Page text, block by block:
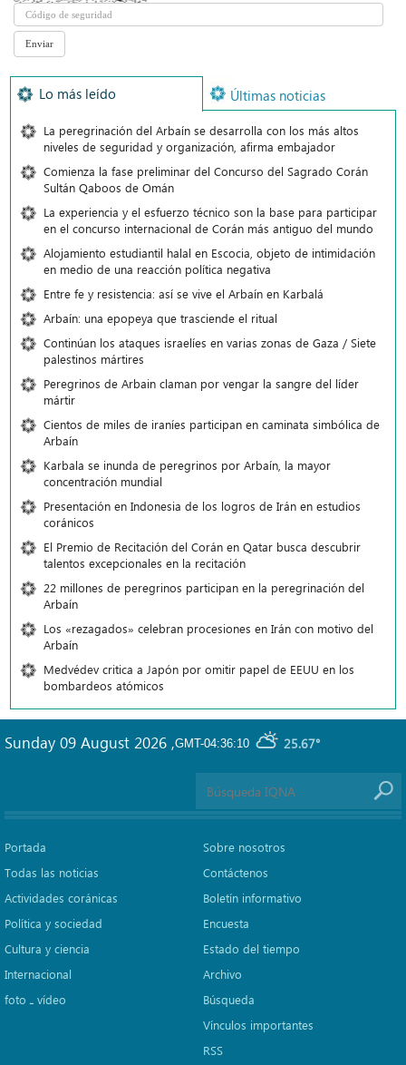
Lo más leído Últimas noticias
La peregrinación del Arbaín se desarrolla con los más altos
niveles de seguridad y organización, afirma embajador
Comienza la fase preliminar del Concurso del Sagrado Corán
Sultán Qaboos de Omán
La experiencia y el esfuerzo técnico son la base para participar
en el concurso internacional de Corán más antiguo del mundo
Alojamiento estudiantil halal en Escocia, objeto de intimidación
en medio de una reacción política negativa
Entre fe y resistencia: así se vive el Arbaín en Karbalá
Arbaín: una epopeya que trasciende el ritual
Continúan los ataques israelíes en varias zonas de Gaza / Siete
palestinos mártires
Peregrinos de Arbain claman por vengar la sangre del líder
mártir
Cientos de miles de iraníes participan en caminata simbólica de
Arbaín
Karbala se inunda de peregrinos por Arbaín, la mayor
concentración mundial
Presentación en Indonesia de los logros de Irán en estudios
coránicos
El Premio de Recitación del Corán en Qatar busca descubrir
talentos excepcionales en la recitación
22 millones de peregrinos participan en la peregrinación del
Arbaín
Los «rezagados» celebran procesiones en Irán con motivo del
Arbaín
Medvédev critica a Japón por omitir papel de EEUU en los
bombardeos atómicos
GMT-04:36:10 25.67°
Sunday 09 August 2026 ,
Portada
Todas las noticias
Actividades coránicas
Política y sociedad
Cultura y ciencia
Internacional
foto ـ vídeo
Sobre nosotros
Contáctenos
Boletín informativo
Encuesta
Estado del tiempo
Archivo
Búsqueda
Vínculos importantes
RSS